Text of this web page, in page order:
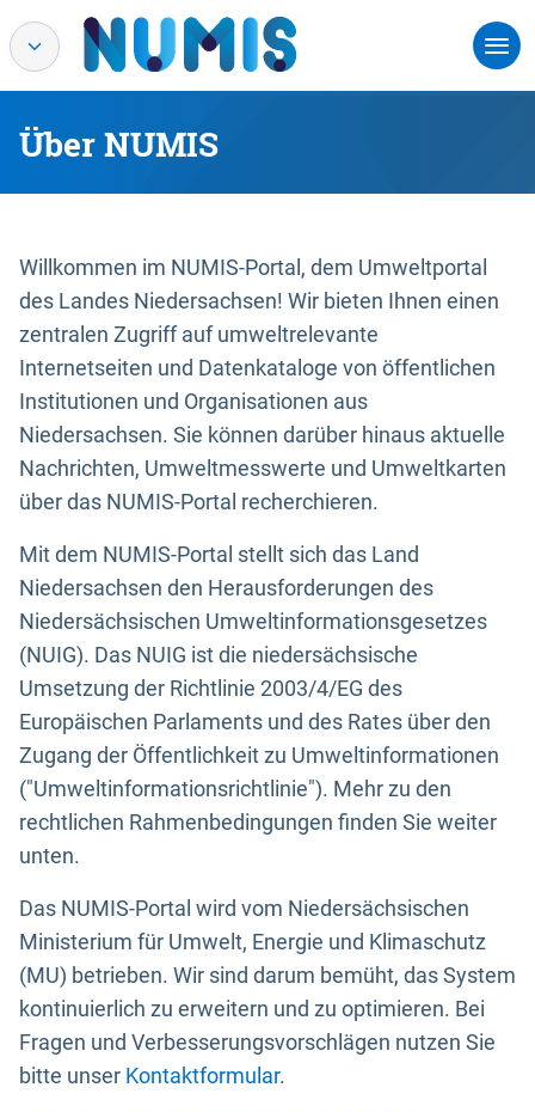
Über NUMIS
Willkommen im NUMIS-Portal, dem Umweltportal
des Landes Niedersachsen! Wir bieten Ihnen einen
zentralen Zugriff auf umweltrelevante
Internetseiten und Datenkataloge von öffentlichen
Institutionen und Organisationen aus
Niedersachsen. Sie können darüber hinaus aktuelle
Nachrichten, Umweltmesswerte und Umweltkarten
über das NUMIS-Portal recherchieren.
Mit dem NUMIS-Portal stellt sich das Land
Niedersachsen den Herausforderungen des
Niedersächsischen Umweltinformationsgesetzes
(NUIG). Das NUIG ist die niedersächsische
Umsetzung der Richtlinie 2003/4/EG des
Europäischen Parlaments und des Rates über den
Zugang der Öffentlichkeit zu Umweltinformationen
("Umweltinformationsrichtlinie"). Mehr zu den
rechtlichen Rahmenbedingungen finden Sie weiter
unten.
Das NUMIS-Portal wird vom Niedersächsischen
Ministerium für Umwelt, Energie und Klimaschutz
(MU) betrieben. Wir sind darum bemüht, das System
kontinuierlich zu erweitern und zu optimieren. Bei
Fragen und Verbesserungsvorschlägen nutzen Sie
bitte unser Kontaktformular.